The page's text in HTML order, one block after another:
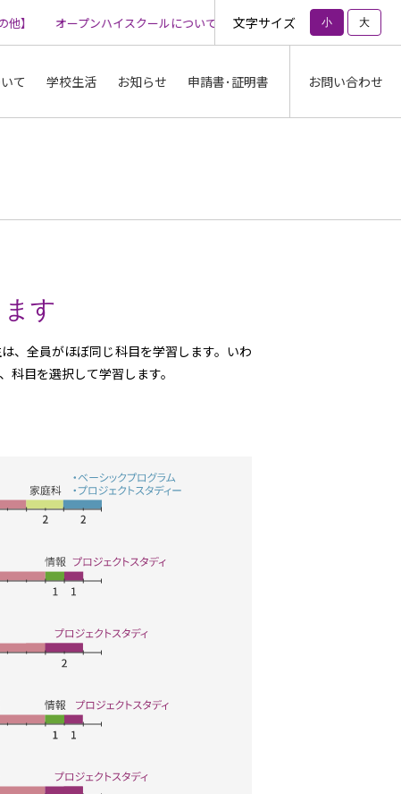
】 オープンハイスクールについて【その他】 オープンハイスクー
文字サイズ 小 大
て 学校生活 お知らせ 申請書･証明書 お問い合わせ
す
、全員がほぼ同じ科目を学習します。いわ
目を選択して学習します。